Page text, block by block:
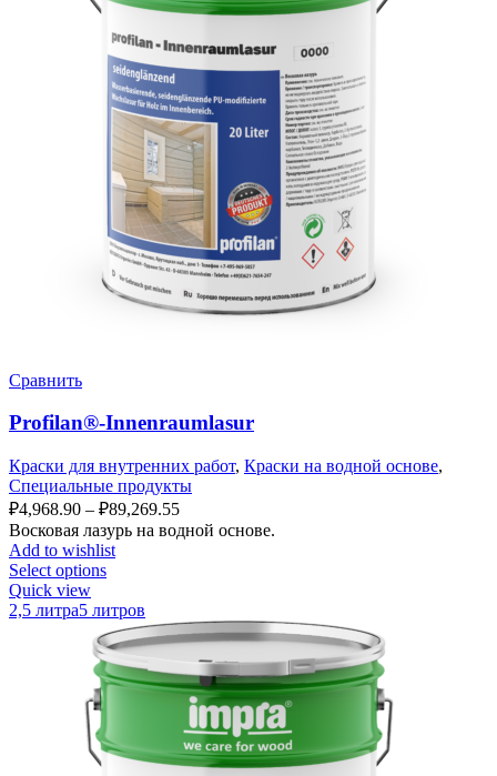
Сравнить
Profilan®-Innenraumlasur
Краски для внутренних работ, Краски на водной основе,
Специальные продукты
₽4,968.90 – ₽89,269.55
Восковая лазурь на водной основе.
Add to wishlist
Select options
Quick view
2,5 литра5 литров